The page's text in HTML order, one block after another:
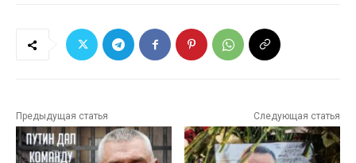
Предыдущая статья Следующая статья